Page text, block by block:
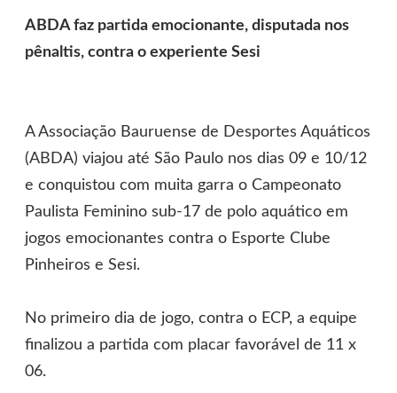
ABDA faz partida emocionante, disputada nos
pênaltis, contra o experiente Sesi
A Associação Bauruense de Desportes Aquáticos
(ABDA) viajou até São Paulo nos dias 09 e 10/12
e conquistou com muita garra o Campeonato
Paulista Feminino sub-17 de polo aquático em
jogos emocionantes contra o Esporte Clube
Pinheiros e Sesi.
No primeiro dia de jogo, contra o ECP, a equipe
finalizou a partida com placar favorável de 11 x
06.